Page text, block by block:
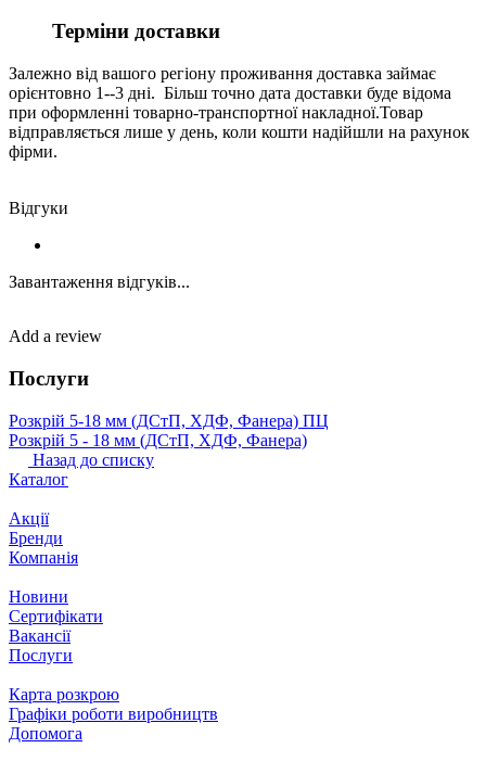
Терміни доставки
Залежно від вашого регіону проживання доставка займає
орієнтовно 1--3 дні. Більш точно дата доставки буде відома
при оформленні товарно-транспортної накладної.Товар
відправляється лише у день, коли кошти надійшли на рахунок
фірми.
Відгуки
Завантаження відгуків...
Add a review
Послуги
Розкрій 5‐18 мм (ДСтП, ХДФ, Фанера) ПЦ
Розкрій 5 ‐ 18 мм (ДСтП, ХДФ, Фанера)
Назад до списку
Каталог
Акції
Бренди
Компанія
Новини
Сертифікати
Вакансії
Послуги
Карта розкрою
Графіки роботи виробництв
Допомога